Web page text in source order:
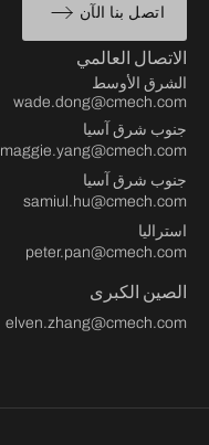
اتصل بنا الآن
الاتصال العالمي
الشرق الأوسط
wade.dong@cmech.com
جنوب شرق آسيا
maggie.yang@cmech.com
جنوب شرق آسيا
samiul.hu@cmech.com
استراليا
peter.pan@cmech.com
الصين الكبرى
elven.zhang@cmech.com